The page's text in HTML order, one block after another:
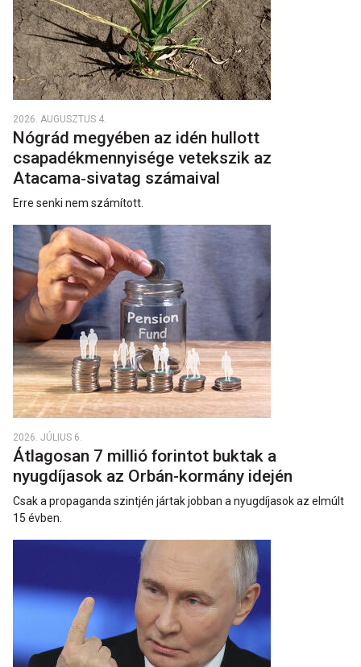
2026. AUGUSZTUS 4.
Nógrád megyében az idén hullott
csapadékmennyisége vetekszik az
Atacama‑sivatag számaival
Erre senki nem számított.
2026. JÚLIUS 6.
Átlagosan 7 millió forintot buktak a
nyugdíjasok az Orbán-kormány idején
Csak a propaganda szintjén jártak jobban a nyugdíjasok az elmúlt
15 évben.